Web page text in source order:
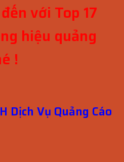
với Top 17
hiệu quảng
!
Dịch Vụ Quảng Cáo